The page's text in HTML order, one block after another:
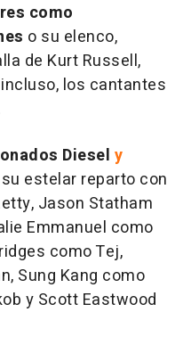
como
o su elenco,
de Kurt Russell,
los cantantes
Diesel y
estelar reparto con
Jason Statham
Emmanuel como
como Tej,
Sung Kang como
y Scott Eastwood